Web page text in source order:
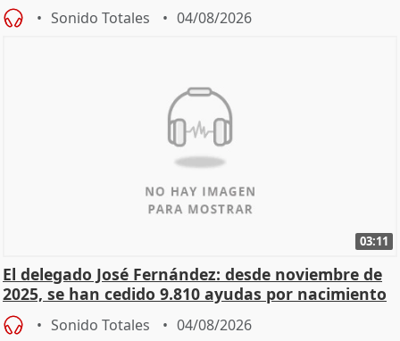
Sonido Totales 04/08/2026
03:11
El delegado José Fernández: desde noviembre de
2025, se han cedido 9.810 ayudas por nacimiento
Sonido Totales 04/08/2026